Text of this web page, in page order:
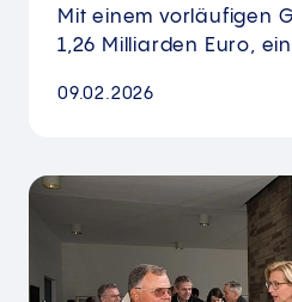
Mit einem vorläufigen
1,26 Milliarden Euro,
09.02.2026